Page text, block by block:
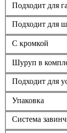
Подходит для
Подходит для
С кромкой
Шуруп в
Подходит для
Упаковка
Система